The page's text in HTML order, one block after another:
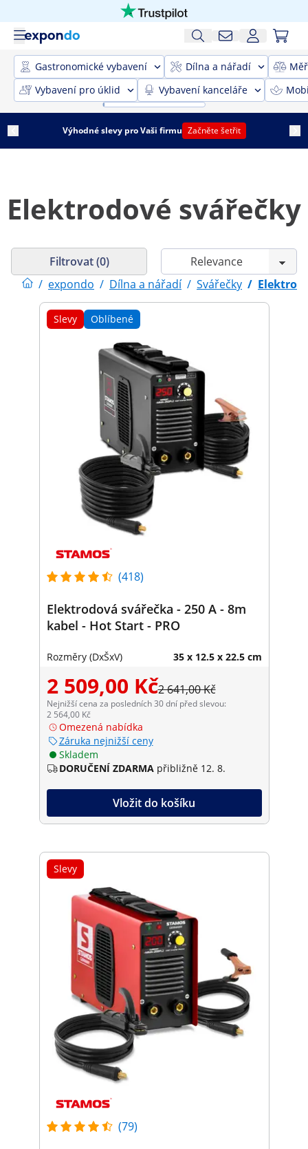
Gastronomické vybavení Dílna a nářadí
Vybavení pro úklid
Vybavení kanceláře
Výhodné slevy pro Vaši firmu Začněte šetřit
Elektrodové svářečky
/ expondo / Dílna a nářadí / Svářečky /
Filtrovat (0)
Slevy Oblíbené
(418)
Elektrodová svářečka - 250 A - 8m
kabel - Hot Start - PRO
Rozměry (DxŠxV) 35 x 12.5 x 22.5 cm
2 509,00 Kč2 641,00 Kč
Nejnižší cena za posledních 30 dní před slevou:
2 564,00 Kč
Omezená nabídka
Záruka nejnižší ceny
Skladem
DORUČENÍ ZDARMA přibližně 12. 8.
Vložit do košíku
Slevy
(79)